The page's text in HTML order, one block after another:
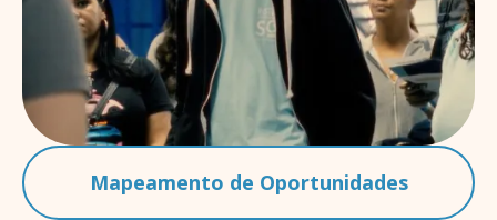
Mapeamento de Oportunidades